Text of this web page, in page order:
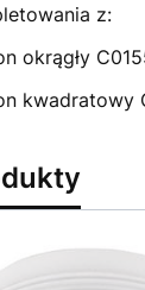
z:
okrągły
kwadratowy